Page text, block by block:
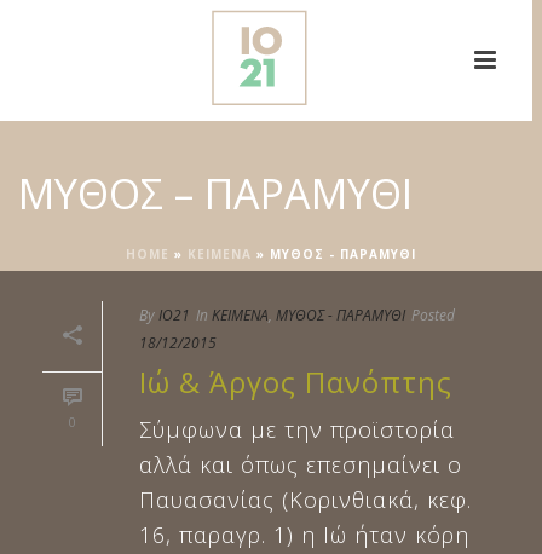
ΜΥΘΟΣ – ΠΑΡΑΜΥΘΙ
HOME » ΚΕΙΜΕΝΑ » ΜΥΘΟΣ - ΠΑΡΑΜΥΘΙ
0
ByIO21 In ΚΕΙΜΕΝΑ, ΜΥΘΟΣ - ΠΑΡΑΜΥΘΙ Posted
18/12/2015
Ιώ & Άργος Πανόπτης
Σύμφωνα με την προϊστορία
αλλά και όπως επεσημαίνει ο
Παυασανίας (Κορινθιακά, κεφ.
16, παραγρ. 1) η Ιώ ήταν κόρη